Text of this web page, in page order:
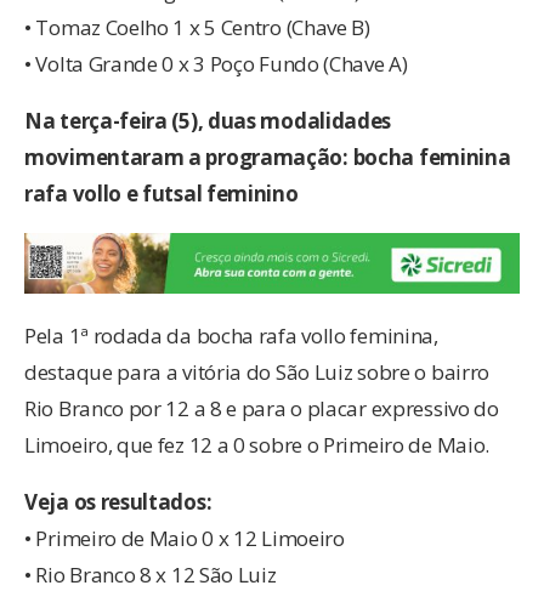
• Tomaz Coelho 1 x 5 Centro (Chave B)
• Volta Grande 0 x 3 Poço Fundo (Chave A)
Na terça-feira (5), duas modalidades
movimentaram a programação: bocha feminina
rafa vollo e futsal feminino
Pela 1ª rodada da bocha rafa vollo feminina,
destaque para a vitória do São Luiz sobre o bairro
Rio Branco por 12 a 8 e para o placar expressivo do
Limoeiro, que fez 12 a 0 sobre o Primeiro de Maio.
Veja os resultados:
• Primeiro de Maio 0 x 12 Limoeiro
• Rio Branco 8 x 12 São Luiz